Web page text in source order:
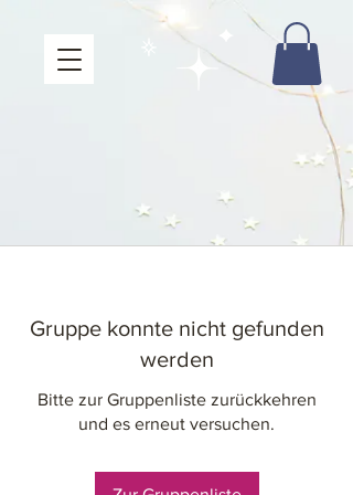
Gruppe konnte nicht gefunden
werden
Bitte zur Gruppenliste zurückkehren
und es erneut versuchen.